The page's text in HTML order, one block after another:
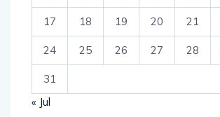
10 11 12 13 14
17 18 19 20 21
24 25 26 27 28
31